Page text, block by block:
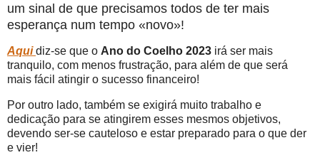
um sinal de que precisamos todos de ter mais
esperança num tempo «novo»!
Aquidiz-se que o Ano do Coelho 2023 irá ser mais
tranquilo, com menos frustração, para além de que será
mais fácil atingir o sucesso financeiro!
Por outro lado, também se exigirá muito trabalho e
dedicação para se atingirem esses mesmos objetivos,
devendo ser-se cauteloso e estar preparado para o que der
e vier!